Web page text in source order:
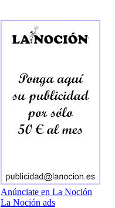
Anúnciate en La Noción
La Noción ads